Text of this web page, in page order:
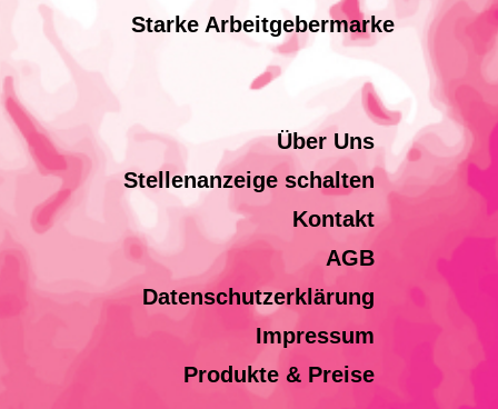
Starke Arbeitgebermarke
Über Uns
Stellenanzeige schalten
Kontakt
AGB
Datenschutzerklärung
Impressum
Produkte & Preise